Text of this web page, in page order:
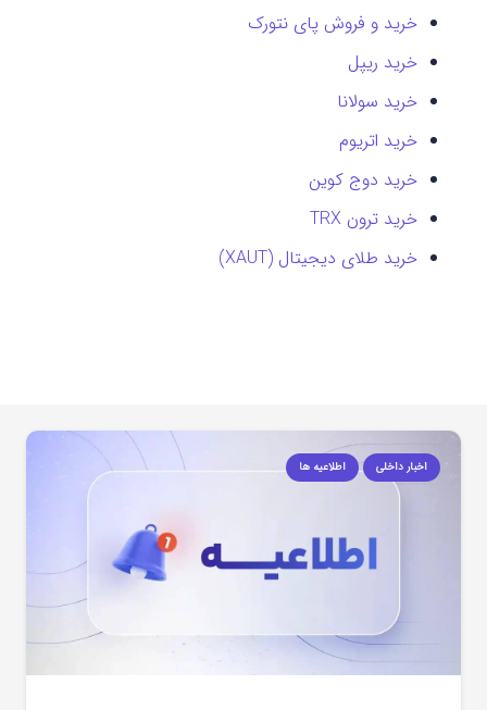
خرید و فروش پای نتورک
خرید ریپل
خرید سولانا
خرید اتریوم
خرید دوج کوین
خرید ترون TRX
خرید طلای دیجیتال (XAUT)
اخبار داخلی اطلاعیه ها